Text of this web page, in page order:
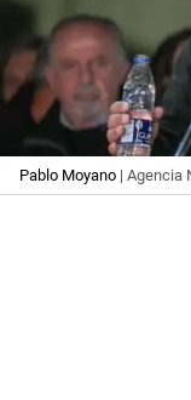
Pablo Moyano | Agencia